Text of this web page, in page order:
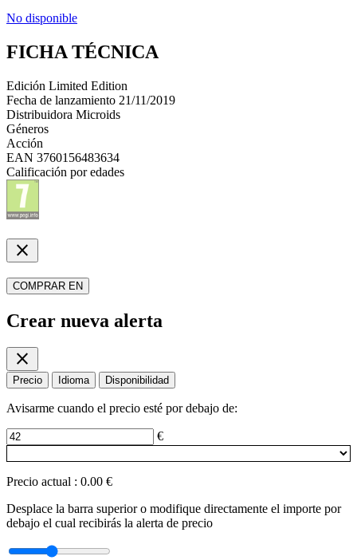
No disponible
FICHA TÉCNICA
Edición Limited Edition
Fecha de lanzamiento 21/11/2019
Distribuidora Microids
Géneros
Acción
EAN 3760156483634
Calificación por edades
close
COMPRAR EN
Crear nueva alerta
close
Precio Idioma Disponibilidad
Avisarme cuando el precio esté por debajo de:
€
Precio actual : 0.00 €
Desplace la barra superior o modifique directamente el importe por
debajo el cual recibirás la alerta de precio